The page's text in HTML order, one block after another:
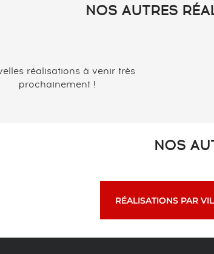
NOS AUTRES
réalisations à venir très
prochainement !
NOS
RÉALISATIONS PAR